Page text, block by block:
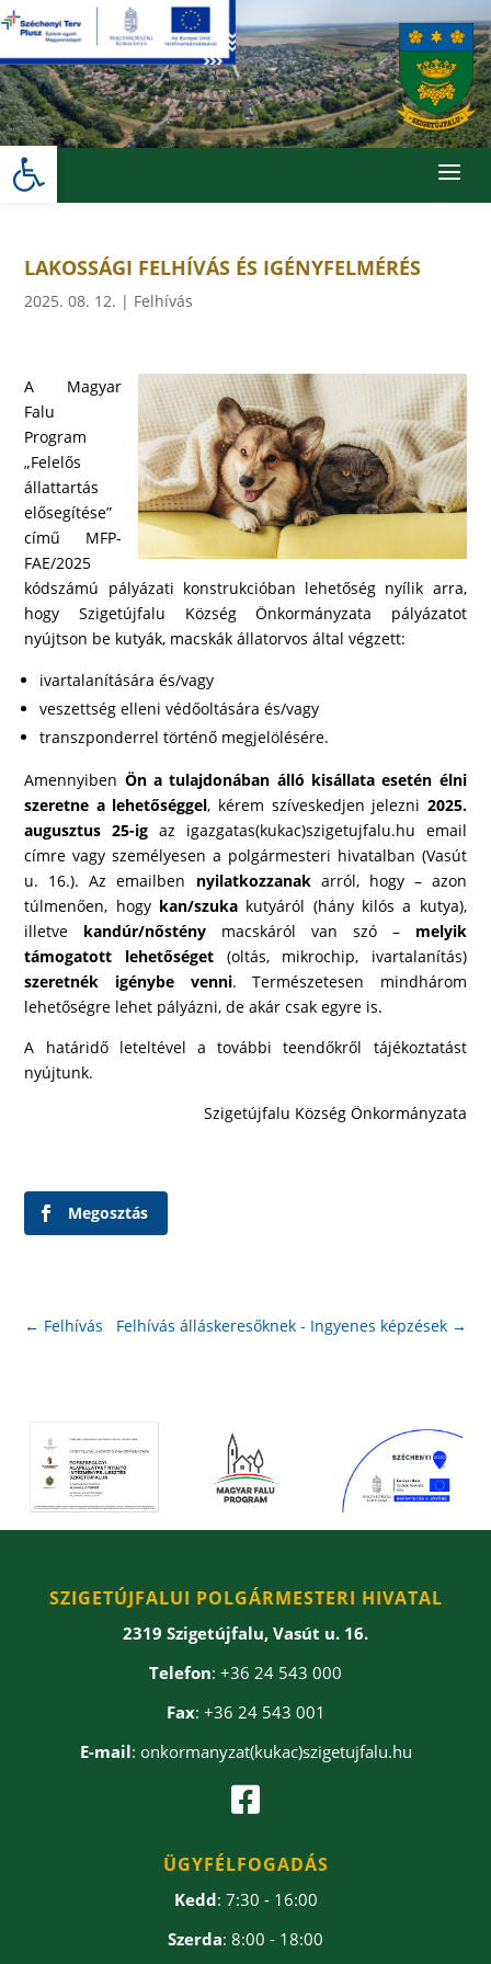
Skip
to
content
Eszköztár megnyitása a
LAKOSSÁGI FELHÍVÁS ÉS IGÉNYFELMÉRÉS
2025. 08. 12. | Felhívás
A Magyar
Falu
Program
„Felelős
állattartás
elősegítése”
című MFP-
FAE/2025
kódszámú pályázati konstrukcióban lehetőség nyílik arra,
hogy Szigetújfalu Község Önkormányzata pályázatot
nyújtson be kutyák, macskák állatorvos által végzett:
ivartalanítására és/vagy
veszettség elleni védőoltására és/vagy
transzponderrel történő megjelölésére.
Amennyiben Ön a tulajdonában álló kisállata esetén élni
szeretne a lehetőséggel, kérem szíveskedjen jelezni 2025.
augusztus 25-ig az igazgatas(kukac)szigetujfalu.hu email
címre vagy személyesen a polgármesteri hivatalban (Vasút
u. 16.). Az emailben nyilatkozzanakarról, hogy – azon
túlmenően, hogy kan/szuka kutyáról (hány kilós a kutya),
illetve kandúr/nőstény macskáról van szó – melyik
támogatott lehetőséget(oltás, mikrochip, ivartalanítás)
szeretnék igénybe venni. Természetesen mindhárom
lehetőségre lehet pályázni, de akár csak egyre is.
A határidő leteltével a további teendőkről tájékoztatást
nyújtunk.
Szigetújfalu Község Önkormányzata
Megosztás
← Felhívás Felhívás álláskeresőknek - Ingyenes képzések→
SZIGETÚJFALUI POLGÁRMESTERI HIVATAL
2319 Szigetújfalu, Vasút u. 16.
Telefon: +36 24 543 000
Fax: +36 24 543 001
E-mail: onkormanyzat(kukac)szigetujfalu.hu

ÜGYFÉLFOGADÁS
Kedd: 7:30 - 16:00
Szerda: 8:00 - 18:00